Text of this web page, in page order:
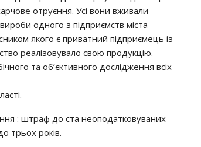
отруєння. Усі вони вживали
одного з підприємств міста
якого є приватний підприємець із
реалізовувало свою продукцію.
та об’єктивного дослідження всіх
: штраф до ста неоподатковуваних
трьох років.